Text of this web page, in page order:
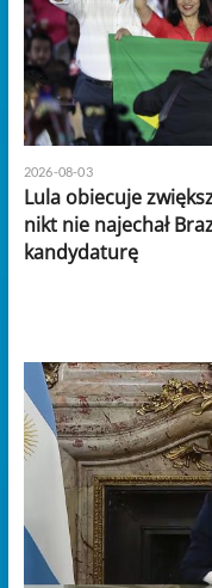
2026-08-03
Lula obiecuje
nikt nie najechał
kandydaturę